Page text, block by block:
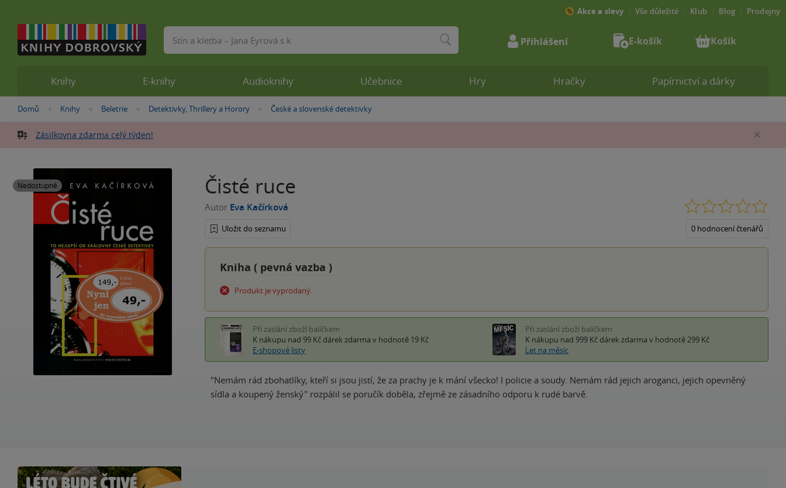
Nacházíte
zde:
Domů »
Knihy »
Beletrie »
Detektivky, Thrillery a Horory »
České a slovenské detektivky
Zásilkovna zdarma celý týden!
Nedostupné Čisté ruce
Autor Eva Kačírková
Uložit do seznamu 0 hodnocení čtenářů
Kniha ( pevná vazba )
Produkt je vyprodaný.
Při zaslání zboží balíčkem
K nákupu nad 99 Kč dárek zdarma v hodnotě 19 Kč
E-shopové listy
Při zaslání zboží balíčkem
K nákupu nad 999 Kč dárek zdarma v hodnotě 299 Kč
Let na měsíc
"Nemám rád zbohatlíky, kteří si jsou jistí, že za prachy je k mání všecko! I policie a soudy. Nemám rád jejich aroganci, jejich opevněný
sídla a koupený ženský" rozpálil se poručík doběla, zřejmě ze zásadního odporu k rudé barvě.
Knihy E-knihy Audioknihy Učebnice Hry Hračky Papírnictví a dárky
Akce a slevy Vše důležité Klub Blog Prodejny
Vyhledávání Přihlášení E-košík Košík